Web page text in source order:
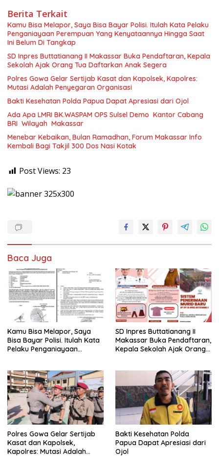
Berita Terkait
Kamu Bisa Melapor, Saya Bisa Bayar Polisi. Itulah Kata Pelaku
Penganiayaan Perempuan Yang Kenyataannya Hingga Saat
Ini Belum Di Tangkap
SD Inpres Buttatianang II Makassar Buka Pendaftaran, Kepala
Sekolah Ajak Orang Tua Daftarkan Anak Segera
Polres Gowa Gelar Sertijab Kasat dan Kapolsek, Kapolres:
Mutasi Adalah Penyegaran Organisasi
Bakti Kesehatan Polda Papua Dapat Apresiasi dari Ojol
Ada Apa LMRI BK.WASPAM OPS Sulsel Demo Kantor Cabang
BRI Wilayah Makassar
Menebar Kebaikan, Bulan Ramadhan, Forum Makassar Info
Kembali Bagi Takjil 300 Dos Nasi Kotak
Post Views: 23
Baca Juga
Kamu Bisa Melapor, Saya
Bisa Bayar Polisi. Itulah Kata
Pelaku Penganiayaan
Ini Belum Di Tangkap
SD Inpres Buttatianang II
Makassar Buka Pendaftaran,
Kepala Sekolah Ajak Orang
Polres Gowa Gelar Sertijab
Kasat dan Kapolsek,
Kapolres: Mutasi Adalah
Bakti Kesehatan Polda
Papua Dapat Apresiasi dari
Ojol